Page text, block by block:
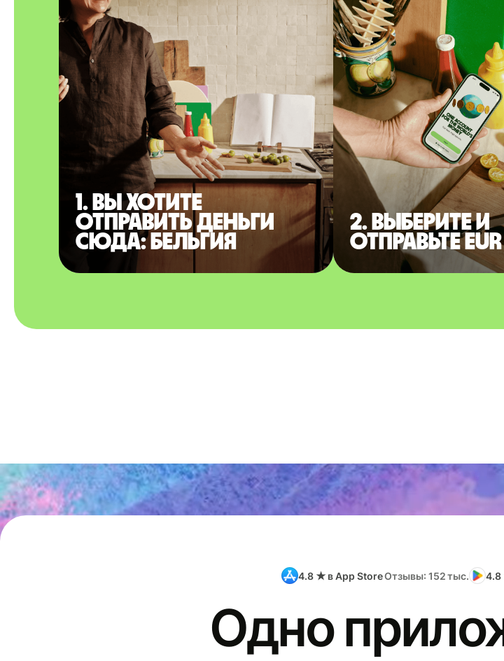
1. Вы хотите
отправить деньги
сюда: Бельгия
2. Выберите и
отправьте EUR
4.8 ★ в App StoreОтзывы: 152 тыс. 4.8
Одно